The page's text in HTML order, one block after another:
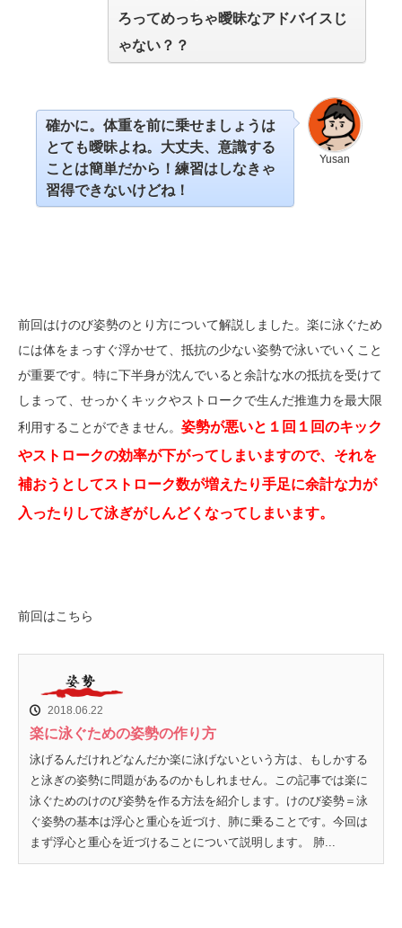
ろってめっちゃ曖昧なアドバイスじ
ゃない？？
Yusan
確かに。体重を前に乗せましょうは
とても曖昧よね。大丈夫、意識する
ことは簡単だから！練習はしなきゃ
習得できないけどね！
前回はけのび姿勢のとり方について解説しました。楽に泳ぐため
には体をまっすぐ浮かせて、抵抗の少ない姿勢で泳いでいくこと
が重要です。特に下半身が沈んでいると余計な水の抵抗を受けて
しまって、せっかくキックやストロークで生んだ推進力を最大限
利用することができません。 姿勢が悪いと１回１回のキック
やストロークの効率が下がってしまいますので、それを
補おうとしてストローク数が増えたり手足に余計な力が
入ったりして泳ぎがしんどくなってしまいます。
前回はこちら
2018.06.22
楽に泳ぐための姿勢の作り方
泳げるんだけれどなんだか楽に泳げないという方は、もしかする
と泳ぎの姿勢に問題があるのかもしれません。この記事では楽に
泳ぐためのけのび姿勢を作る方法を紹介します。けのび姿勢＝泳
ぐ姿勢の基本は浮心と重心を近づけ、肺に乗ることです。今回は
まず浮心と重心を近づけることについて説明します。 肺...